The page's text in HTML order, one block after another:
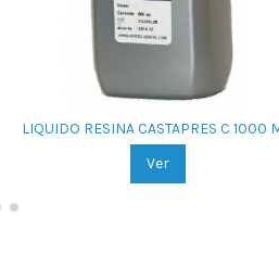
LIQUIDO RESINA CASTAPRES C 1000
Ver